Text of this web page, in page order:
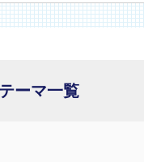
ーマ一覧